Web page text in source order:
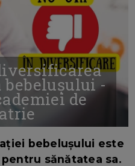
-
de
bebelușului este
sănătatea sa.